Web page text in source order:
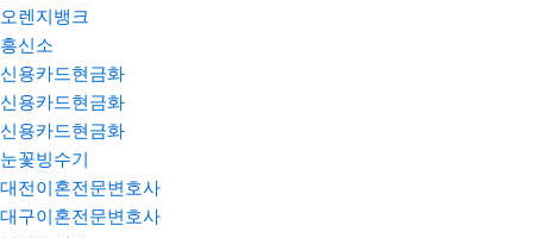
오렌지뱅크
흥신소
신용카드현금화
신용카드현금화
신용카드현금화
눈꽃빙수기
대전이혼전문변호사
대구이혼전문변호사